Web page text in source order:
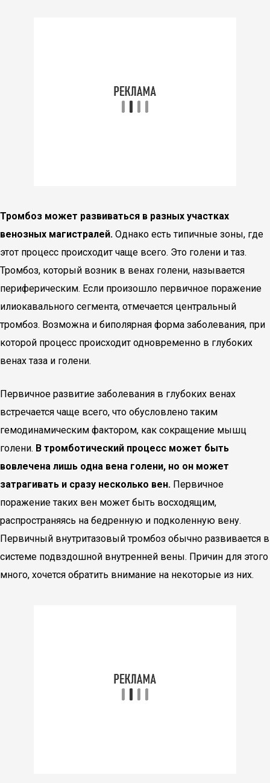
Тромбоз может развиваться в разных участках
венозных магистралей. Однако есть типичные зоны, где
этот процесс происходит чаще всего. Это голени и таз.
Тромбоз, который возник в венах голени, называется
периферическим. Если произошло первичное поражение
илиокавального сегмента, отмечается центральный
тромбоз. Возможна и биполярная форма заболевания, при
которой процесс происходит одновременно в глубоких
венах таза и голени.
Первичное развитие заболевания в глубоких венах
встречается чаще всего, что обусловлено таким
гемодинамическим фактором, как сокращение мышц
голени. В тромботический процесс может быть
вовлечена лишь одна вена голени, но он может
затрагивать и сразу несколько вен. Первичное
поражение таких вен может быть восходящим,
распространяясь на бедренную и подколенную вену.
Первичный внутритазовый тромбоз обычно развивается в
системе подвздошной внутренней вены. Причин для этого
много, хочется обратить внимание на некоторые из них.